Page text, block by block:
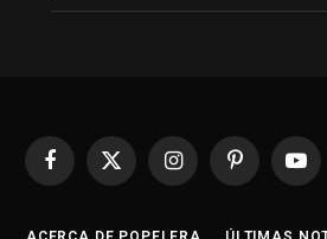
Facebook
X
InstagramPinterest